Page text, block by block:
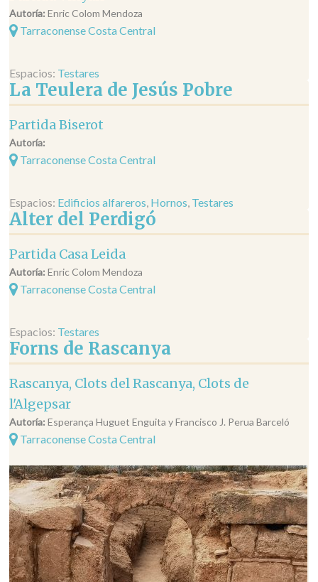
Autoría:Enric Colom Mendoza
Tarraconense Costa Central
Espacios: Testares
La Teulera de Jesús Pobre
Partida Biserot
Autoría:
Tarraconense Costa Central
Espacios: Edificios alfareros Hornos Testares
Alter del Perdigó
Partida Casa Leida
Autoría:Enric Colom Mendoza
Tarraconense Costa Central
Espacios: Testares
Forns de Rascanya
Rascanya, Clots del Rascanya, Clots de
l'Algepsar
Autoría:Esperança Huguet Enguita y Francisco J. Perua Barceló
Tarraconense Costa Central